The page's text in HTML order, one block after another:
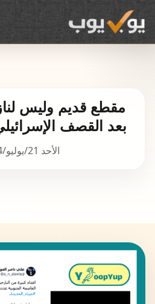
مقطع قديم وليس
بعد القصف
الأحد 21/يوليو/2024